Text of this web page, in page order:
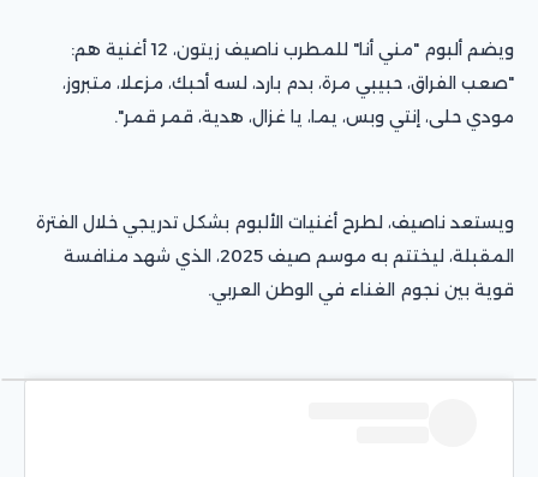
ويضم ألبوم "مني أنا" للمطرب ناصيف زيتون، 12 أغنية هم:
"صعب الفراق، حبيبي مرة، بدم بارد، لسه أحبك، مزعلا، متبروز،
مودي حلى، إنتي وبس، يما، يا غزال، هدية، قمر قمر".
ويستعد ناصيف، لطرح أغنيات الألبوم بشكل تدريجي خلال الفترة
المقبلة، ليختتم به موسم صيف 2025، الذي شهد منافسة
قوية بين نجوم الغناء في الوطن العربي.